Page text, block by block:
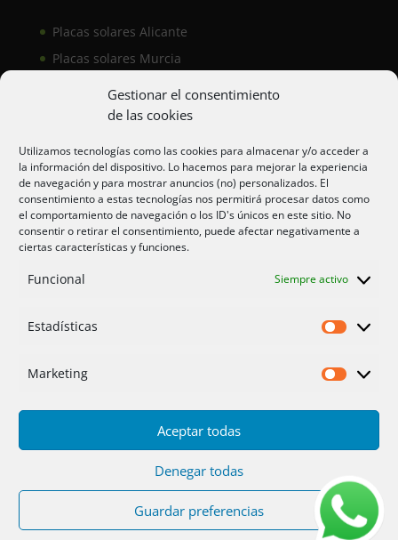
Gestionar el consentimiento
de las cookies
Utilizamos tecnologías como las cookies para almacenar y/o acceder a
la información del dispositivo. Lo hacemos para mejorar la experiencia
de navegación y para mostrar anuncios (no) personalizados. El
consentimiento a estas tecnologías nos permitirá procesar datos como
el comportamiento de navegación o los ID's únicos en este sitio. No
consentir o retirar el consentimiento, puede afectar negativamente a
ciertas características y funciones.
Funcional Siempre activo
Estadísticas
Marketing
Aceptar todas
Denegar todas
Guardar preferencias
Placas solares Alicante
Placas solares Murcia
Aire acondicionado Alicante
Aire acondicionador Murcia
Aire acondicionado San Juan
Privacidad
Servicios Fotos
Placas solares
Ofertas 2025/26 Contacto
DiseñoPC64| HostingDonCloud|Floridia